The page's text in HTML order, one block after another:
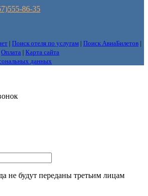
86-35
| Поиск отеля по услугам | Поиск АвиаБилетов |
Оплата | Карта сайта
данных
не будут переданы третьим лицам